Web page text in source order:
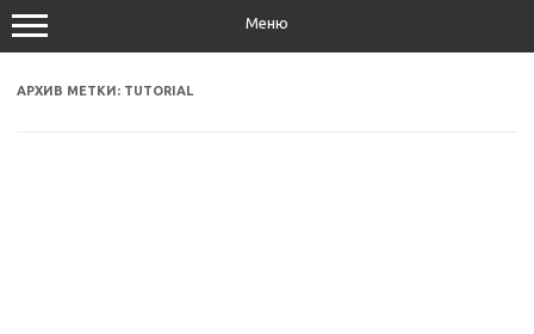
Меню
АРХИВ МЕТКИ: TUTORIAL